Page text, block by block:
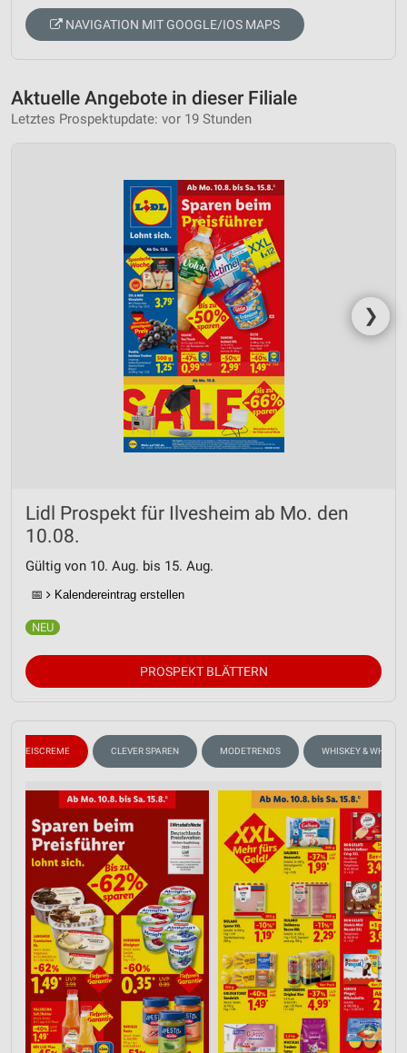
NAVIGATION MIT GOOGLE/IOS MAPS
Aktuelle Angebote in dieser Filiale
Letztes Prospektupdate: vor 19 Stunden
❯
Lidl Prospekt für Ilvesheim ab Mo. den
10.08.
Gültig von 10. Aug. bis 15. Aug.
📅 Kalendereintrag erstellen
PROSPEKT BLÄTTERN
EISCREME CLEVER SPAREN MODETRENDS WHISKEY & WHISKY